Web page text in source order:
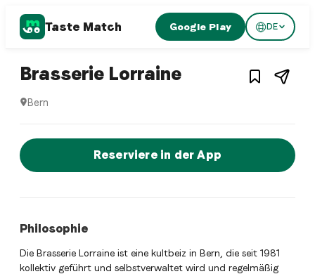
Taste Match Google Play DE
Swiss restaurant 1/ 4
Brasserie Lorraine– Restaurant in
Bern
Jetzt sofort einen Tisch
Reserviere in der App
Philosophie
Die Brasserie Lorraine ist eine kultbeiz in Bern, die seit 1981
kollektiv geführt und selbstverwaltet wird und regelmäßig